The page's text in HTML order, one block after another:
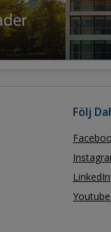
Följ
LinkedIn
Youtube